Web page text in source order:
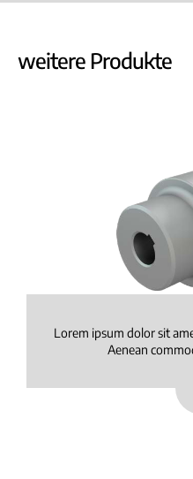
weitere Produkte
Lorem ipsum dolor sit
Aenean